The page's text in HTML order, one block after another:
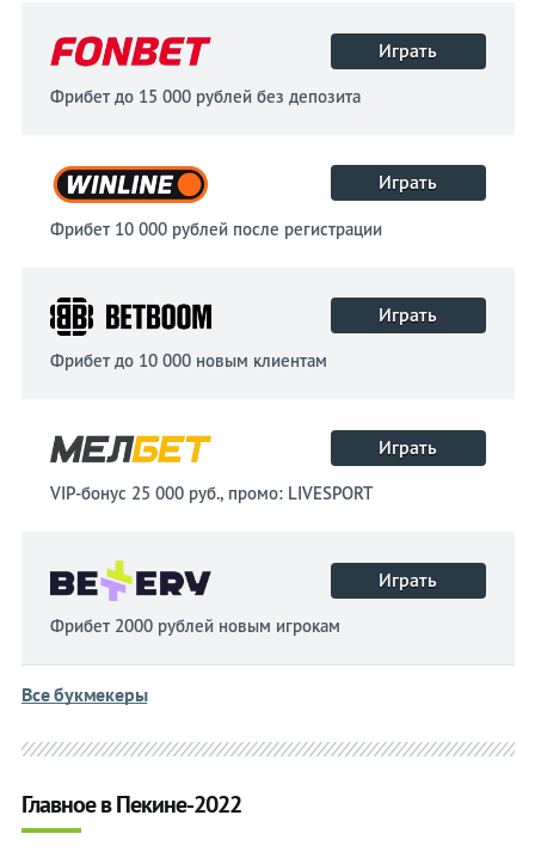
Играть
Фрибет до 15 000 рублей без депозита
Играть
Фрибет 10 000 рублей после регистрации
Играть
Фрибет до 10 000 новым клиентам
Играть
VIP-бонус 25 000 руб., промо: LIVESPORT
Играть
Фрибет 2000 рублей новым игрокам
Все букмекеры
Главное в Пекине-2022